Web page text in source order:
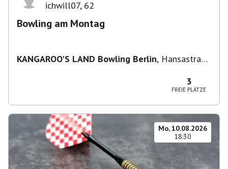
ichwill07, 62
Bowling am Montag
KANGAROO'S LAND Bowling Berlin, Hansastraße
3
FREIE PLÄTZE
Mo, 10.08.2026
18:30